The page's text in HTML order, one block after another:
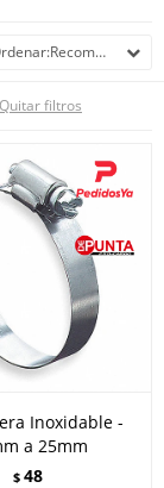
Recomendados
Quitar filtros
Inoxidable -
a 25mm
$ 48